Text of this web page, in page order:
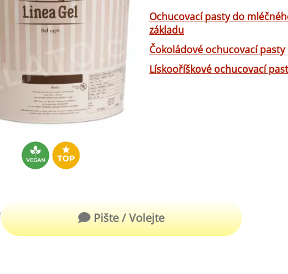
Arašídové ochucovací pasty
Kokosové ochucovací pasty
výrobu kvalitní zmrzliny
Ochucovací sušené ingredience
Ovocné pyré - 100% rozmixované
Doplňkové ingredience
Posypy pro dekoraci
Zmrzlinové kornoutky
Hotové roztíratelné krémy
Základy na dezerty
Pečení
Ochucovací pasty do
základu
Čokoládové ochucovací pasty
Lískooříškové ochucovací
Pište / Volejte